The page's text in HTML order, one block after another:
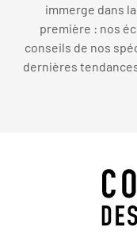
immerge dans
première : nos
conseils de nos
dernières